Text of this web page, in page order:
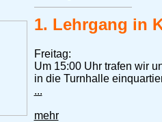
1. Lehrgang in
Freitag:
Um 15:00 Uhr trafen wir
in die Turnhalle
...
mehr